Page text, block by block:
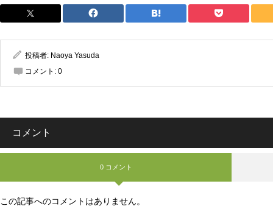
投稿者: Naoya Yasuda
コメント: 0
コメント
0 コメント
この記事へのコメントはありません。